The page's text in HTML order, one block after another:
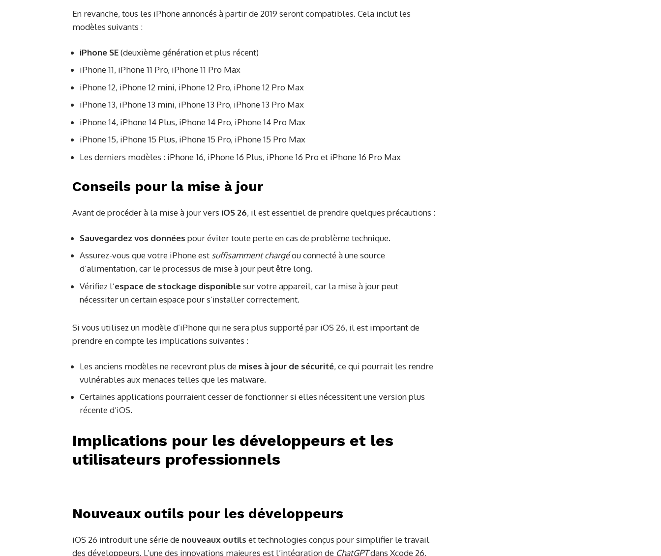
En revanche, tous les iPhone annoncés à partir de 2019 seront compatibles. Cela inclut les
modèles suivants :
iPhone SE(deuxième génération et plus récent)
iPhone 11, iPhone 11 Pro, iPhone 11 Pro Max
iPhone 12, iPhone 12 mini, iPhone 12 Pro, iPhone 12 Pro Max
iPhone 13, iPhone 13 mini, iPhone 13 Pro, iPhone 13 Pro Max
iPhone 14, iPhone 14 Plus, iPhone 14 Pro, iPhone 14 Pro Max
iPhone 15, iPhone 15 Plus, iPhone 15 Pro, iPhone 15 Pro Max
Les derniers modèles : iPhone 16, iPhone 16 Plus, iPhone 16 Pro et iPhone 16 Pro Max
Conseils pour la mise à jour
Avant de procéder à la mise à jour vers iOS 26, il est essentiel de prendre quelques précautions :
Sauvegardez vos données pour éviter toute perte en cas de problème technique.
Assurez-vous que votre iPhone est suffisamment chargéou connecté à une source
d’alimentation, car le processus de mise à jour peut être long.
Vérifiez l’espace de stockage disponiblesur votre appareil, car la mise à jour peut
nécessiter un certain espace pour s’installer correctement.
Si vous utilisez un modèle d’iPhone qui ne sera plus supporté par iOS 26, il est important de
prendre en compte les implications suivantes :
Les anciens modèles ne recevront plus de mises à jour de sécurité, ce qui pourrait les rendre
vulnérables aux menaces telles que les malware.
Certaines applications pourraient cesser de fonctionner si elles nécessitent une version plus
récente d’iOS.
Implications pour les développeurs et les
utilisateurs professionnels
Nouveaux outils pour les développeurs
iOS 26 introduit une série de nouveaux outils et technologies conçus pour simplifier le travail
des développeurs. L’une des innovations majeures est l’intégration de ChatGPTdans Xcode 26,